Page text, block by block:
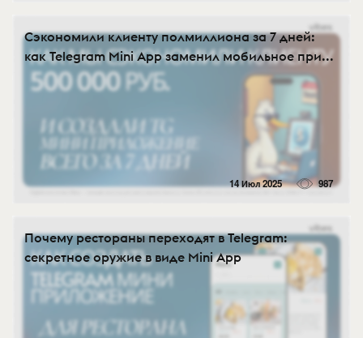
Сэкономили клиенту полмиллиона за 7 дней:
как Telegram Mini App заменил мобильное при...
14 Июл 2025 987
Почему рестораны переходят в Telegram:
секретное оружие в виде Mini App